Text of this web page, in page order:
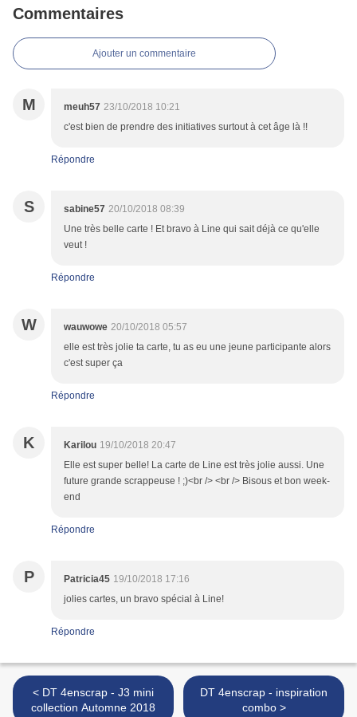
Commentaires
Ajouter un commentaire
M meuh57 23/10/2018 10:21
c'est bien de prendre des initiatives surtout à cet âge là !!
Répondre
S sabine57 20/10/2018 08:39
Une très belle carte ! Et bravo à Line qui sait déjà ce qu'elle
veut !
Répondre
W wauwowe 20/10/2018 05:57
elle est très jolie ta carte, tu as eu une jeune participante alors
c'est super ça
Répondre
K Karilou 19/10/2018 20:47
Elle est super belle! La carte de Line est très jolie aussi. Une
future grande scrappeuse ! ;)<br /> <br /> Bisous et bon week-
end
Répondre
P Patricia45 19/10/2018 17:16
jolies cartes, un bravo spécial à Line!
Répondre
< DT 4enscrap - J3 mini
collection Automne 2018
DT 4enscrap - inspiration
combo >